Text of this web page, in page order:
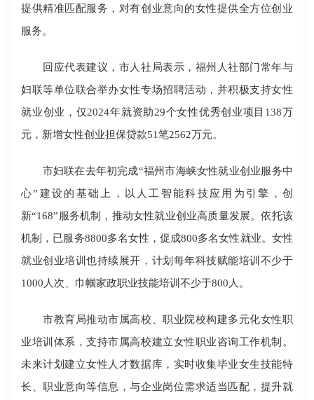
提供精准匹配服务，对有创业意向的女性提供全方位创业
服务。
回应代表建议，市人社局表示，福州人社部门常年与
妇联等单位联合举办女性专场招聘活动，并积极支持女性
就业创业，仅2024年就资助29个女性优秀创业项目138万
元，新增女性创业担保贷款51笔2562万元。
市妇联在去年初完成“福州市海峡女性就业创业服务中
心”建设的基础上，以人工智能科技应用为引擎，创
新“168”服务机制，推动女性就业创业高质量发展。依托该
机制，已服务8800多名女性，促成800多名女性就业。女性
就业创业培训也持续展开，计划每年科技赋能培训不少于
1000人次、巾帼家政职业技能培训不少于800人。
市教育局推动市属高校、职业院校构建多元化女性职
业培训体系，支持市属高校建立女性职业咨询工作机制。
未来计划建立女性人才数据库，实时收集毕业女生技能特
长、职业意向等信息，与企业岗位需求适当匹配，提升就